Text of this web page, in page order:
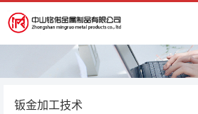
钣金加工技术